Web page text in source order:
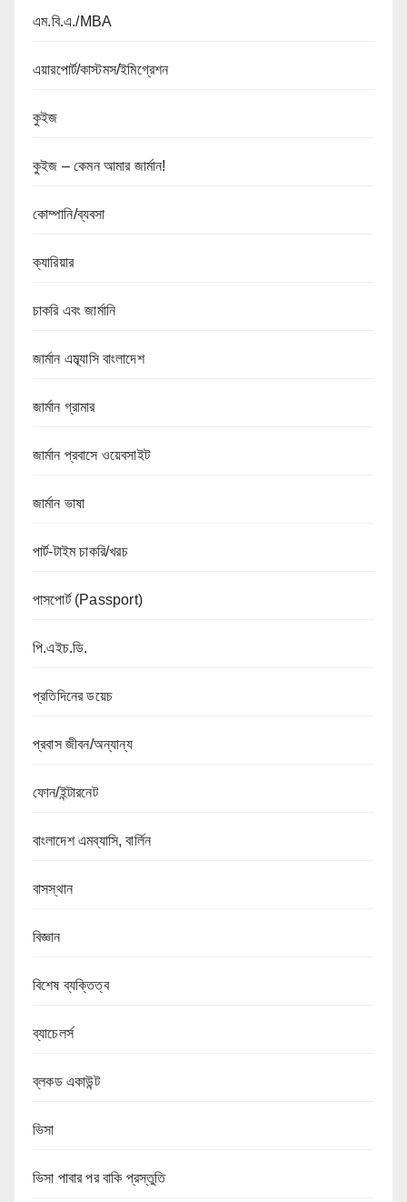
এম.বি.এ./MBA
এয়ারপোর্ট/কাস্টমস/ইমিগ্রেশন
কুইজ
কুইজ – কেমন আমার জার্মান!
কোম্পানি/ব্যবসা
ক্যারিয়ার
চাকরি এবং জার্মানি
জার্মান এম্ব্যাসি বাংলাদেশ
জার্মান গ্রামার
জার্মান প্রবাসে ওয়েবসাইট
জার্মান ভাষা
পার্ট-টাইম চাকরি/খরচ
পাসপোর্ট (Passport)
পি.এইচ.ডি.
প্রতিদিনের ডয়েচ
প্রবাস জীবন/অন্যান্য
ফোন/ইন্টারনেট
বাংলাদেশ এমব্যাসি, বার্লিন
বাসস্থান
বিজ্ঞান
বিশেষ ব্যক্তিত্ব
ব্যাচেলর্স
ব্লকড একাউন্ট
ভিসা
ভিসা পাবার পর বাকি প্রস্তুতি